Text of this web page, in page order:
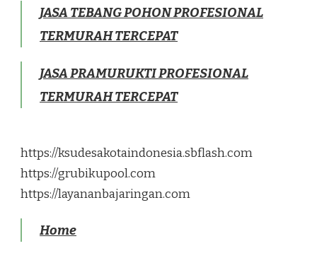
JASA TEBANG POHON PROFESIONAL
TERMURAH TERCEPAT
JASA PRAMURUKTI PROFESIONAL
TERMURAH TERCEPAT
https://ksudesakotaindonesia.sbflash.com
https://grubikupool.com
https://layananbajaringan.com
Home